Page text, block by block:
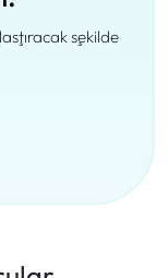
şekilde